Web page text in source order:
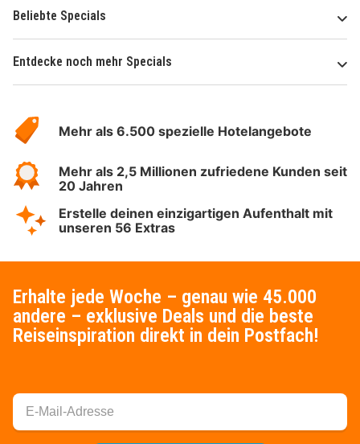
Beliebte Specials
Entdecke noch mehr Specials
Hotelspecials
Mehr als 6.500 spezielle Hotelangebote
Mehr als 2,5 Millionen zufriedene Kunden seit
20 Jahren
Erstelle deinen einzigartigen Aufenthalt mit
unseren 56 Extras
Erhalte jede Woche – genau wie 45.000
andere – exklusive Deals und die beste
Reiseinspiration direkt in dein Postfach!